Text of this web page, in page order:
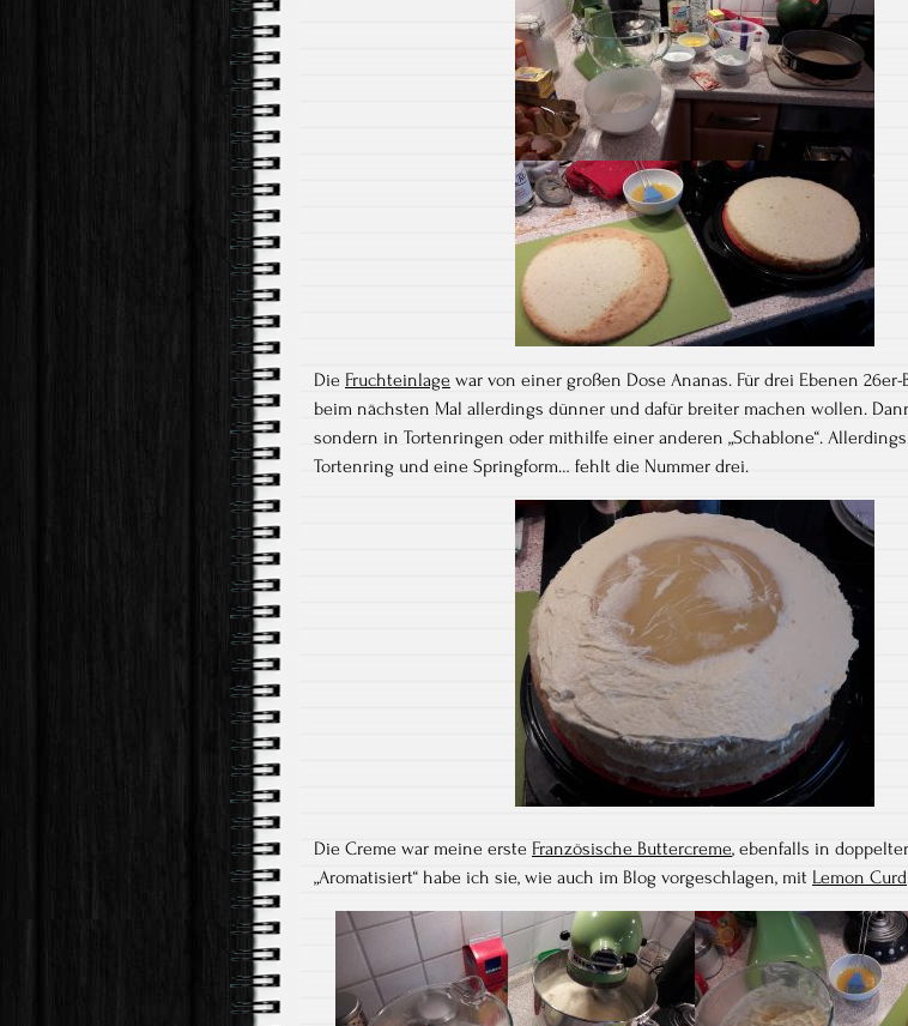
Die Fruchteinlage war von einer großen Dose Ananas. Für drei Ebenen
beim nächsten Mal allerdings dünner und dafür breiter machen wollen.
sondern in Tortenringen oder mithilfe einer anderen „Schablone“.
Tortenring und eine Springform… fehlt die Nummer drei.
Die Creme war meine erste Französische Buttercreme, ebenfalls in
„Aromatisiert“ habe ich sie, wie auch im Blog vorgeschlagen, mit Lemon Curd